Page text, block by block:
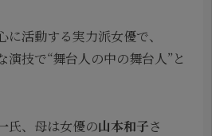
活動する実力派女優で、
演技で“舞台人の中の舞台人”と
氏、母は女優の山本和子さ